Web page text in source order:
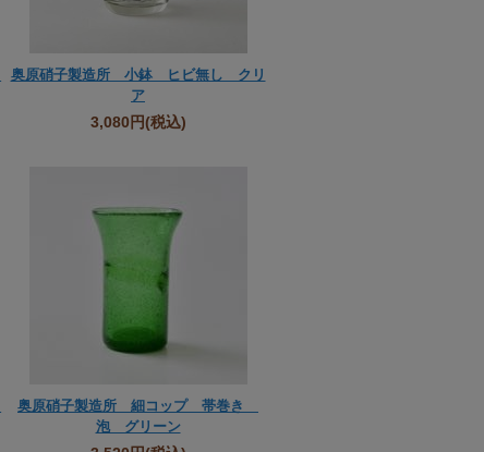
奥原硝子製造所 小鉢 ヒビ無し クリ
ア
3,080円(税込)
奥原硝子製造所 細コップ 帯巻き
泡 グリーン